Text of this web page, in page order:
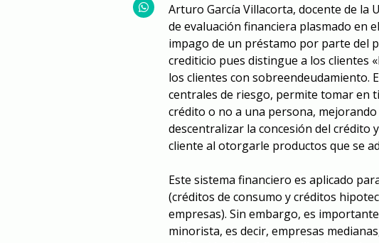
Arturo García Villacorta, docente de la
de evaluación financiera plasmado en
impago de un préstamo por parte del
crediticio pues distingue a los clientes
los clientes con sobreendeudamiento.
centrales de riesgo, permite tomar en
crédito o no a una persona,
descentralizar la concesión del crédito
cliente al otorgarle productos que se
Este sistema financiero es aplicado
(créditos de consumo y créditos
empresas). Sin embargo, es
minorista, es decir, empresas